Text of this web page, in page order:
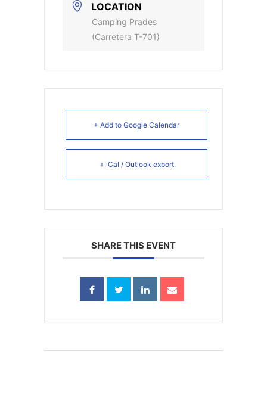
LOCATION
Camping Prades
(Carretera T-701)
+ Add to Google Calendar
+ iCal / Outlook export
SHARE THIS EVENT